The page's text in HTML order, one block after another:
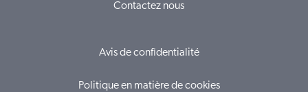
Contactez nous
Avis de confidentialité
Politique en matière de cookies